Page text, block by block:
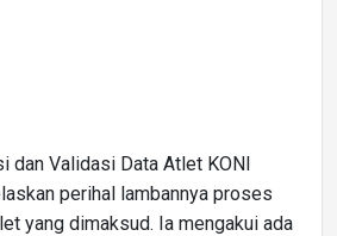
dan Validasi Data Atlet KONI
perihal lambannya proses
yang dimaksud. Ia mengakui ada